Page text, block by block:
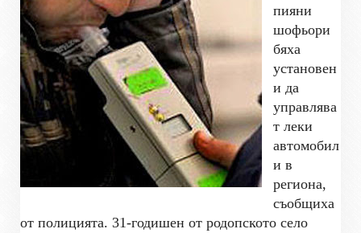
пияни
шофьори
бяха
установен
и да
управлява
т леки
автомобил
и в
региона,
съобщиха
от полицията. 31-годишен от родопското село